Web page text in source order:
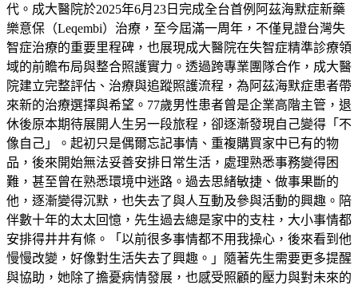
代。成大醫院於2025年6月23日完成全台首例阿茲海默症新藥
樂意保（Leqembi）治療，至今屆滿一周年，不僅見證台灣失
智症治療的重要里程碑，也展現成大醫院在失智症精準診療領
域的前瞻布局與整合照護實力。透過跨專業團隊合作，成大醫
院建立完整評估、治療與追蹤照護流程，為阿茲海默症患者帶
來新的治療選擇與希望。77歲男性患者曾是企業高階主管，退
休後原本期待展開人生另一段旅程，卻逐漸發現自己變得「不
像自己」。起初只是偶爾忘記事情、重複購買家中已有的物
品，後來開始無法妥善安排日常生活，處理熟悉事務變得困
難，甚至曾在熟悉環境中迷路。過去思緒敏捷、做事果斷的
他，逐漸變得沉默，也失去了與人互動及參與活動的興趣。陪
伴數十年的太太回憶，先生過去總是家中的支柱，大小事情都
安排得井井有條。「以前很多事情都不用我操心，後來看到他
慢慢改變，好像對生活失去了興趣。」隨著先生需要更多提醒
與協助，她除了擔憂病情發展，也感受照顧的壓力與對未來的